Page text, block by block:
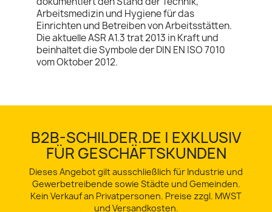
Arbeitsmedizin und Hygiene für das
Einrichten und Betreiben von Arbeitsstätten.
Die aktuelle ASR A1.3 trat 2013 in Kraft und
beinhaltet die Symbole der DIN EN ISO 7010
vom Oktober 2012.
B2B-SCHILDER.DE | EXKLUSIV
FÜR GESCHÄFTSKUNDEN
Dieses Angebot gilt ausschließlich für Industrie und
Gewerbetreibende sowie Städte und Gemeinden.
Kein Verkauf an Privatpersonen. Preise zzgl. MWST
und Versandkosten.